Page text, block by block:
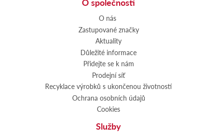
O nás
Zastupované značky
Aktuality
Důležité informace
Přidejte se k nám
Prodejní síť
Recyklace výrobků s ukončenou životností
Ochrana osobních údajů
Cookies
Služby